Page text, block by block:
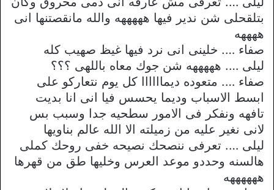
بتلقحلى شن ندير فيها هههههه والله مانقصتنها انى
ههههه
صفاء …. خلينى انى نرد فيها غيظ صهيب كله
ليلى …. هههههه شن جوك معاه باللهى ؟؟؟
صفاء …. متعوده ديماااااا كل يوم نتعاركو على
ابسط الاسباب وديما يحسس فيا انى انا بديت
تافهه ونفكر فى الامور سطحيه جدا وسبب بس
لانى نغير عليه من زميلته الا الله عالم بناويها
ليلى …. تعرفى ننصحك نصيحه خفى روحك كملى
هالسنه وحددو موعد العرس وخليها طق من قهرها
ههههههه